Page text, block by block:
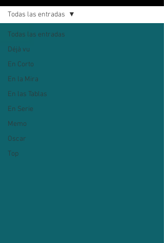
Todas las entradas
Déjà vu
En Corto
En la Mira
En las Tablas
En Serie
Memo
Oscar
Top
Todas las entradas